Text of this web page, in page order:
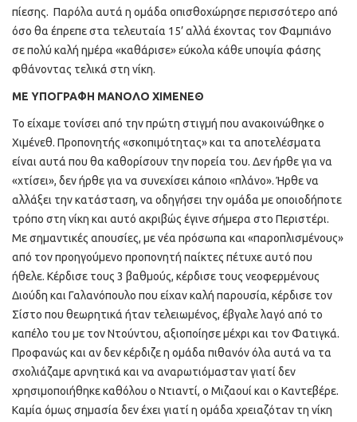
πίεσης. Παρόλα αυτά η ομάδα οπισθοχώρησε περισσότερο από
όσο θα έπρεπε στα τελευταία 15’ αλλά έχοντας τον Φαμπιάνο
σε πολύ καλή ημέρα «καθάρισε» εύκολα κάθε υποψία φάσης
φθάνοντας τελικά στη νίκη.
ΜΕ ΥΠΟΓΡΑΦΗ ΜΑΝΟΛΟ ΧΙΜΕΝΕΘ
Το είχαμε τονίσει από την πρώτη στιγμή που ανακοινώθηκε ο
Χιμένεθ. Προπονητής «σκοπιμότητας» και τα αποτελέσματα
είναι αυτά που θα καθορίσουν την πορεία του. Δεν ήρθε για να
«χτίσει», δεν ήρθε για να συνεχίσει κάποιο «πλάνο». Ήρθε να
αλλάξει την κατάσταση, να οδηγήσει την ομάδα με οποιοδήποτε
τρόπο στη νίκη και αυτό ακριβώς έγινε σήμερα στο Περιστέρι.
Με σημαντικές απουσίες, με νέα πρόσωπα και «παροπλισμένους»
από τον προηγούμενο προπονητή παίκτες πέτυχε αυτό που
ήθελε. Κέρδισε τους 3 βαθμούς, κέρδισε τους νεοφερμένους
Διούδη και Γαλανόπουλο που είχαν καλή παρουσία, κέρδισε τον
Σίστο που θεωρητικά ήταν τελειωμένος, έβγαλε λαγό από το
καπέλο του με τον Ντούντου, αξιοποίησε μέχρι και τον Φατιγκά.
Προφανώς και αν δεν κέρδιζε η ομάδα πιθανόν όλα αυτά να τα
σχολιάζαμε αρνητικά και να αναρωτιόμασταν γιατί δεν
χρησιμοποιήθηκε καθόλου ο Ντιαντί, ο Μιζαουί και ο Καντεβέρε.
Καμία όμως σημασία δεν έχει γιατί η ομάδα χρειαζόταν τη νίκη